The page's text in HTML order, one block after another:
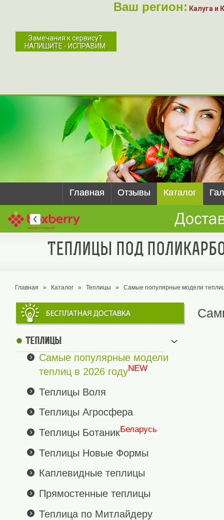
Ваш регион: Калуга и
Замечания к сервису?
НАПИШИТЕ - ИСПРАВИМ
Главная Отзывы Каталог
Теплицы под
Главная » Каталог » Теплицы » Самые популярные модели
Теплицы
Самые популярные модели
теплиц в 2026 годуNEW
Теплицы Воля
Теплицы Агросфера
Теплицы БотаникБеларусь
Теплицы Новые Формы
Каплевидные теплицы
Прямостенные теплицы
Теплица по Митлайдеру